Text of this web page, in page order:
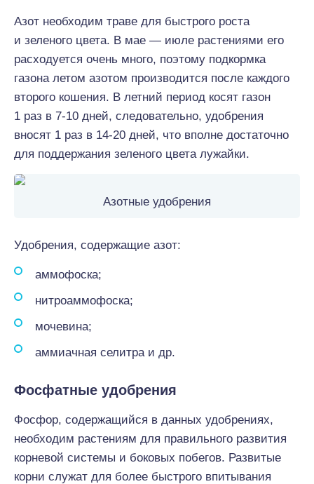
Азот необходим траве для быстрого роста
и зеленого цвета. В мае — июле растениями его
расходуется очень много, поэтому подкормка
газона летом азотом производится после каждого
второго кошения. В летний период косят газон
1 раз в 7-10 дней, следовательно, удобрения
вносят 1 раз в 14-20 дней, что вполне достаточно
для поддержания зеленого цвета лужайки.
Азотные удобрения
Удобрения, содержащие азот:
аммофоска;
нитроаммофоска;
мочевина;
аммиачная селитра и др.
Фосфатные удобрения
Фосфор, содержащийся в данных удобрениях,
необходим растениям для правильного развития
корневой системы и боковых побегов. Развитые
корни служат для более быстрого впитывания